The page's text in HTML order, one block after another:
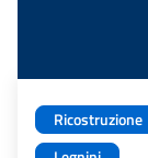
Ricostruzione